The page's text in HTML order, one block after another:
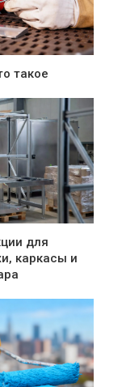
такое
для
каркасы и